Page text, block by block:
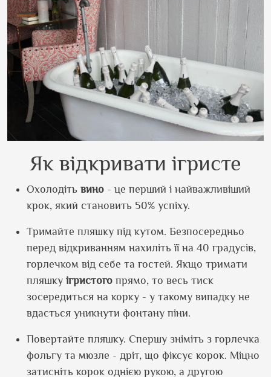
Як відкривати ігристе
Охолодіть вино - це перший і найважливіший
крок, який становить 50% успіху.
Тримайте пляшку під кутом. Безпосередньо
перед відкриванням нахиліть її на 40 градусів,
горлечком від себе та гостей. Якщо тримати
пляшку ігристого прямо, то весь тиск
зосередиться на корку - у такому випадку не
вдасться уникнути фонтану піни.
Повертайте пляшку. Спершу зніміть з горлечка
фольгу та мюзле - дріт, що фіксує корок. Міцно
затисніть корок однією рукою, а другою